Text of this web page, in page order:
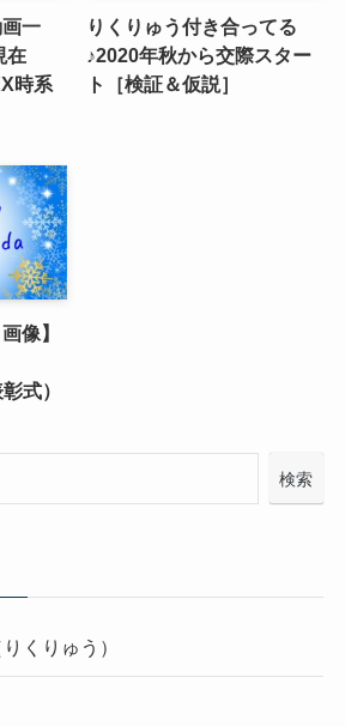
画一
在
時系
りくりゅう付き合ってる
♪2020年秋から交際スター
ト［検証＆仮説］
像】
式）
検索
くりゅう）